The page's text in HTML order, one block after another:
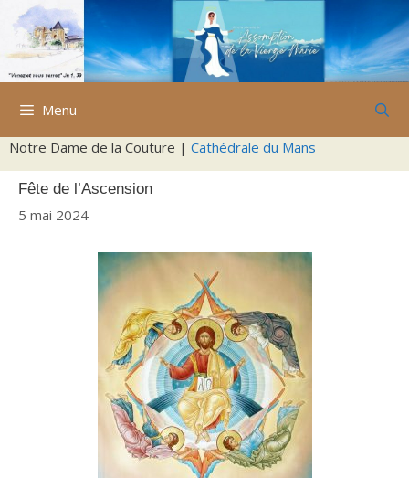
Aller
contenu
Menu
Notre Dame de la Couture | Cathédrale du Mans
Fête de l’Ascension
5 mai 2024